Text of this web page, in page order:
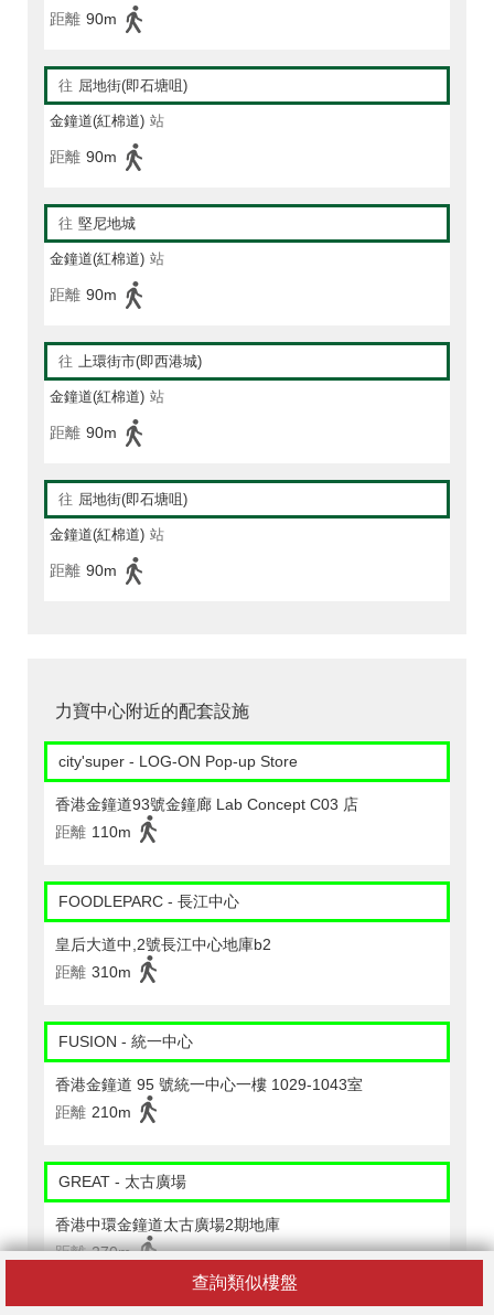
查詢類似樓盤
距離 90m
往 屈地街(即石塘咀)
金鐘道(紅棉道) 站
距離 90m
往 堅尼地城
金鐘道(紅棉道) 站
距離 90m
往 上環街市(即西港城)
金鐘道(紅棉道) 站
距離 90m
往 屈地街(即石塘咀)
金鐘道(紅棉道) 站
距離 90m
力寶中心附近的配套設施
city'super - LOG-ON Pop-up Store
香港金鐘道93號金鐘廊 Lab Concept C03 店
距離 110m
FOODLEPARC - 長江中心
皇后大道中,2號長江中心地庫b2
距離 310m
FUSION - 統一中心
香港金鐘道 95 號統一中心一樓 1029-1043室
距離 210m
GREAT - 太古廣場
香港中環金鐘道太古廣場2期地庫
距離 270m